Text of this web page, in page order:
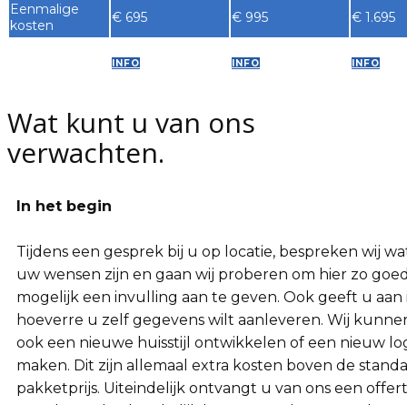
Eenmalige
kosten
€ 695 € 995 € 1.695
INFO INFO INFO
Wat kunt u van ons
verwachten.
In het begin
Tijdens een gesprek bij u op locatie, bespreken wij
uw wensen zijn en gaan wij proberen om hier zo
mogelijk een invulling aan te geven. Ook geeft u aan
hoeverre u zelf gegevens wilt aanleveren. Wij
ook een nieuwe huisstijl ontwikkelen of een nieuw
maken. Dit zijn allemaal extra kosten boven de
pakketprijs. Uiteindelijk ontvangt u van ons een